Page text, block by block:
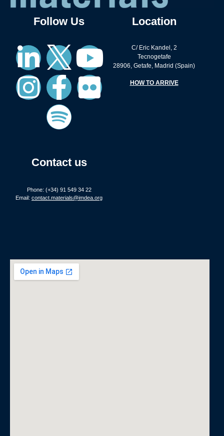
Follow Us
Contact us
Phone: (+34) 91 549 34 22
Email: contact.materials@imdea.org
Location
C/ Eric Kandel, 2
Tecnogetafe
28906, Getafe, Madrid (Spain)
HOW TO ARRIVE